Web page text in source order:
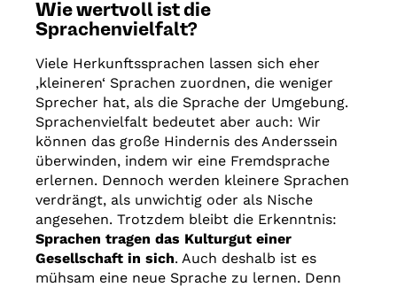
Wie wertvoll ist die
Sprachenvielfalt?
Viele Herkunftssprachen lassen sich eher
‚kleineren‘ Sprachen zuordnen, die weniger
Sprecher hat, als die Sprache der Umgebung.
Sprachenvielfalt bedeutet aber auch: Wir
können das große Hindernis des Anderssein
überwinden, indem wir eine Fremdsprache
erlernen. Dennoch werden kleinere Sprachen
verdrängt, als unwichtig oder als Nische
angesehen. Trotzdem bleibt die Erkenntnis:
Sprachen tragen das Kulturgut einer
Gesellschaft in sich. Auch deshalb ist es
mühsam eine neue Sprache zu lernen. Denn